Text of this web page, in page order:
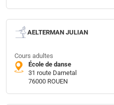
AELTERMAN JULIAN
Cours adultes
École de danse
31 route Darnetal
76000 ROUEN